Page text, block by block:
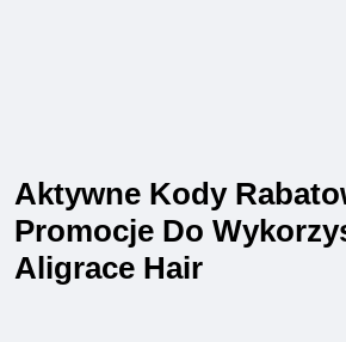
Aktywne Kody
Promocje Do
Aligrace Hair